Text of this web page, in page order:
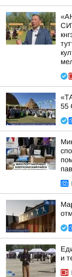
55
и